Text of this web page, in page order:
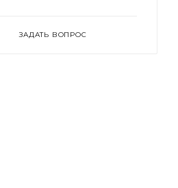
ЗАДАТЬ ВОПРОС